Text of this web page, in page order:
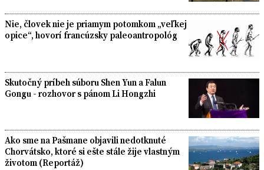
Nie, človek nie je priamym potomkom „veľkej
opice“, hovorí francúzsky paleoantropológ
Skutočný príbeh súboru Shen Yun a Falun
Gongu - rozhovor s pánom Li Hongzhi
Ako sme na Pašmane objavili nedotknuté
Chorvátsko, ktoré si ešte stále žije vlastným
životom (Reportáž)